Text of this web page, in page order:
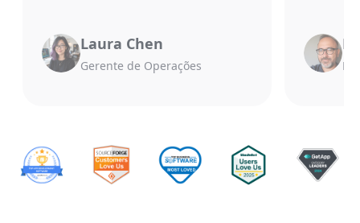
Laura Chen
Gerente de Operações